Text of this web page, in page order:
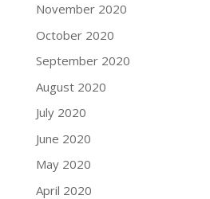
November 2020
October 2020
September 2020
August 2020
July 2020
June 2020
May 2020
April 2020